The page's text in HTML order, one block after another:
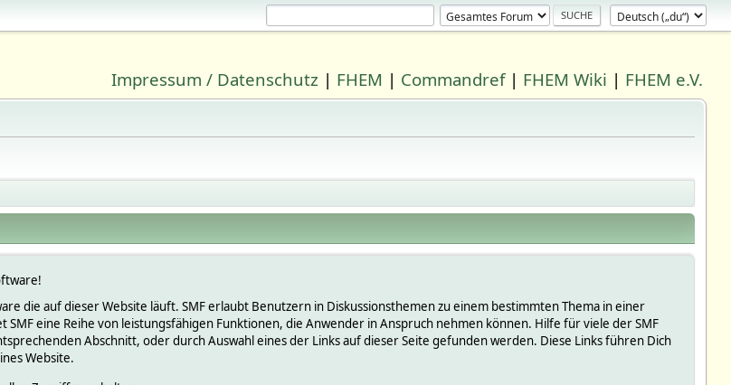
Impressum / Datenschutz | FHEM | Commandref| FHEM Wiki | FHEM e.V.
die auf dieser Website läuft. SMF erlaubt Benutzern in Diskussionsthemen zu einem bestimmten Thema in einer
eine Reihe von leistungsfähigen Funktionen, die Anwender in Anspruch nehmen können. Hilfe für viele der SMF
Abschnitt, oder durch Auswahl eines der Links auf dieser Seite gefunden werden. Diese Links führen Dich
Website.